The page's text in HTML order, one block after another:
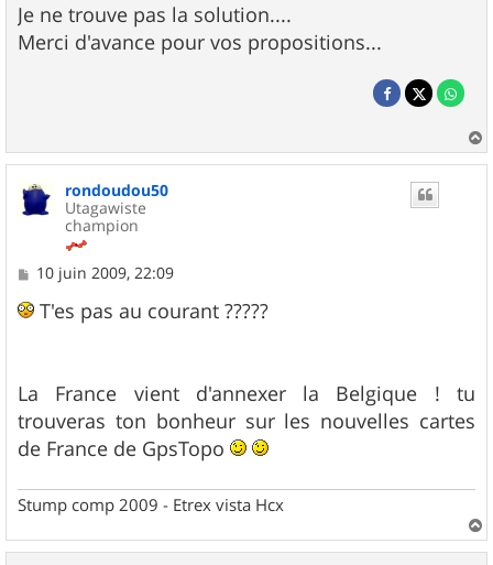
Je ne trouve pas la solution....
Merci d'avance pour vos propositions...
a
rondoudou50
Utagawiste
champion
M
s
10 juin 2009, 22:09
T'es pas au courant ?????
La France vient d'annexer la Belgique ! tu
trouveras ton bonheur sur les nouvelles cartes
de France de GpsTopo
Stump comp 2009 - Etrex vista Hcx
a